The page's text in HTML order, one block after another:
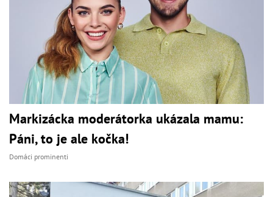
Markizácka moderátorka ukázala mamu:
Páni, to je ale kočka!
Domáci prominenti